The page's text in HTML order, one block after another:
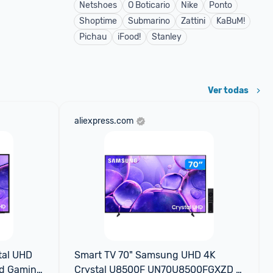
Netshoes O Boticario Nike
Ponto
Shoptime
Submarino Zattini
KaBuM!
Pichau
iFood! Stanley
Ver todas
UHD
Gaming
aliexpress.com
Smart TV 70" Samsung UHD 4K
Crystal U8500F UN70U8500FGXZD